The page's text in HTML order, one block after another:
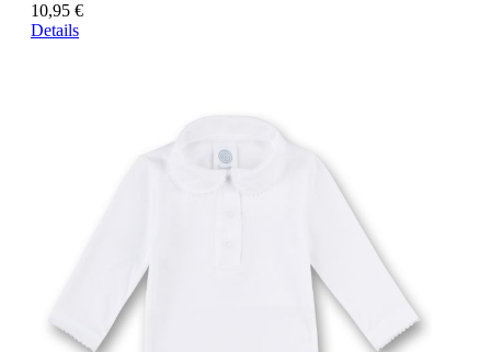
10,95 €
Details